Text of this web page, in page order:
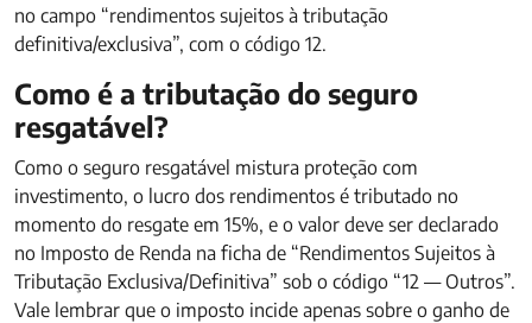
no campo “rendimentos sujeitos à tributação
definitiva/exclusiva”, com o código 12.
Como é a tributação do seguro
resgatável?
Como o seguro resgatável mistura proteção com
investimento, o lucro dos rendimentos é tributado no
momento do resgate em 15%, e o valor deve ser declarado
no Imposto de Renda na ficha de “Rendimentos Sujeitos à
Tributação Exclusiva/Definitiva” sob o código “12 — Outros”.
Vale lembrar que o imposto incide apenas sobre o ganho de